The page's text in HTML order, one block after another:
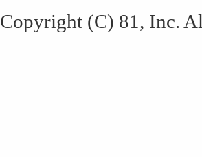
Copyright (C) 81, Inc.